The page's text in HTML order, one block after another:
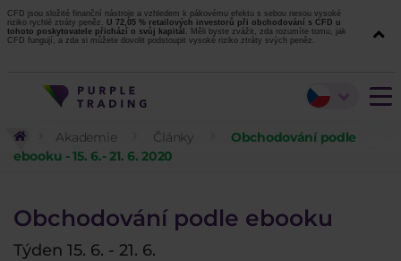
CFD jsou složité finanční nástroje a vzhledem k pákovému efektu s sebou nesou vysoké
riziko rychlé ztráty peněz. U 72,05 % retailových investorů při obchodování s CFD u
tohoto poskytovatele přichází o svůj kapitál. Měli byste zvážit, zda rozumíte tomu, jak
CFD fungují, a zda si můžete dovolit podstoupit vysoké riziko ztráty svých peněz.
Akademie Články
Obchodování podle
ebooku - 15. 6.- 21. 6. 2020
Obchodování podle ebooku
Týden 15. 6. - 21. 6.